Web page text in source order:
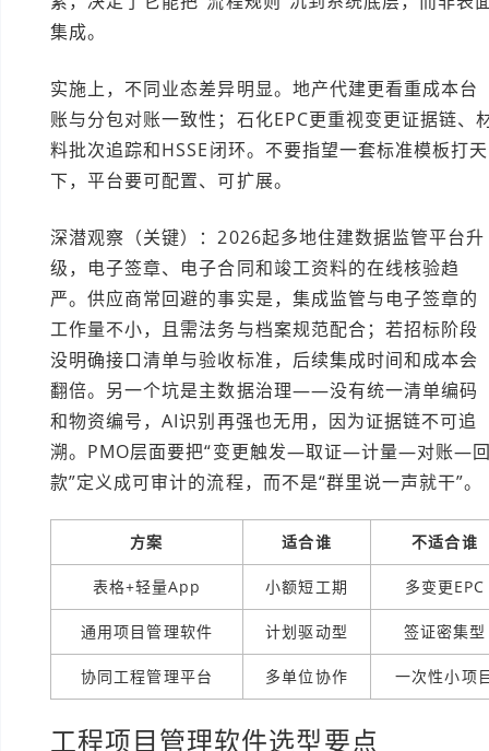
集成。
实施上，不同业态差异明显。地产代建更看重成本台
账与分包对账一致性；石化EPC更重视变更证据链、
料批次追踪和HSSE闭环。不要指望一套标准模板打天
下，平台要可配置、可扩展。
深潜观察（关键）：2026起多地住建数据监管平台升
级，电子签章、电子合同和竣工资料的在线核验趋
严。供应商常回避的事实是，集成监管与电子签章的
工作量不小，且需法务与档案规范配合；若招标阶段
没明确接口清单与验收标准，后续集成时间和成本会
翻倍。另一个坑是主数据治理——没有统一清单编码
和物资编号，AI识别再强也无用，因为证据链不可追
溯。PMO层面要把“变更触发—取证—计量—对账—
款”定义成可审计的流程，而不是“群里说一声就干”。
方案 适合谁 不适合谁
表格+轻量App 小额短工期 多变更EPC
通用项目管理软件 计划驱动型 签证密集型
协同工程管理平台 多单位协作 一次性小项
工程项目管理软件选型要点